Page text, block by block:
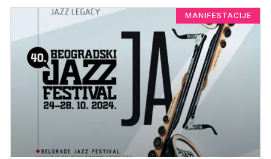
MANIFESTACIJE